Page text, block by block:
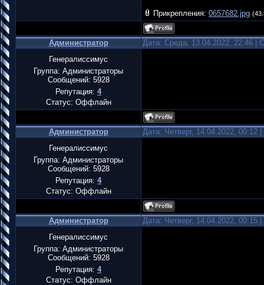
Прикрепления: 0657682.jpg
Администратор
Дата: Среда, 13.04.2022, 22:46 |
Генералиссимус
Группа: Администраторы
Сообщений: 5928
Репутация: 4
Статус: Оффлайн
Администратор
Дата: Четверг, 14.04.2022,
Генералиссимус
Группа: Администраторы
Сообщений: 5928
Репутация: 4
Статус: Оффлайн
Администратор
Дата: Четверг, 14.04.2022,
Генералиссимус
Группа: Администраторы
Сообщений: 5928
Репутация: 4
Статус: Оффлайн